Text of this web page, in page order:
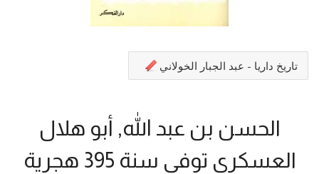
تاريخ داريا - عبد الجبار الخولاني
الحسن بن عبد الله, أبو هلال
العسكري توفي سنة 395 هجرية